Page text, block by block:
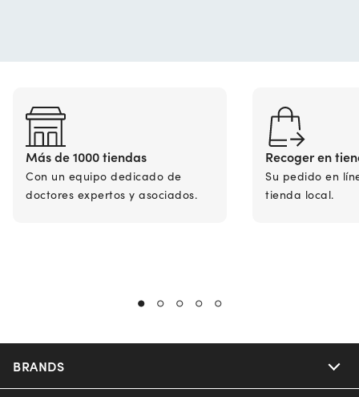
Más de 1000 tiendas
Con un equipo dedicado de
doctores expertos y asociados.
Recoger en
Su pedido en
tienda local.
BRANDS